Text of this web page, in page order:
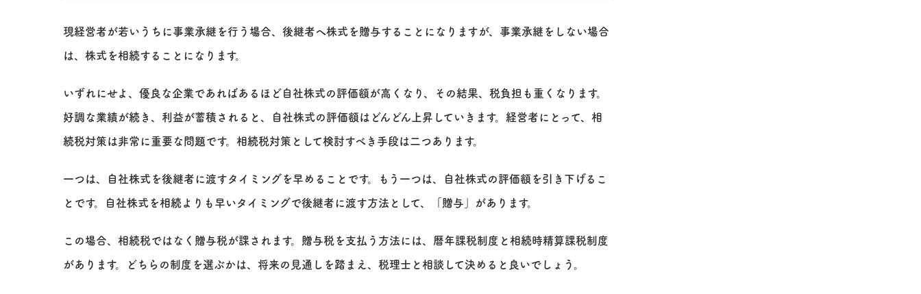
現経営者が若いうちに事業承継を行う場合、後継者へ株式を贈与することになりますが、事業承継をしない場合
は、株式を相続することになります。
いずれにせよ、優良な企業であればあるほど自社株式の評価額が高くなり、その結果、税負担も重くなります。
好調な業績が続き、利益が蓄積されると、自社株式の評価額はどんどん上昇していきます。経営者にとって、相
続税対策は非常に重要な問題です。相続税対策として検討すべき手段は二つあります。
一つは、自社株式を後継者に渡すタイミングを早めることです。もう一つは、自社株式の評価額を引き下げるこ
とです。自社株式を相続よりも早いタイミングで後継者に渡す方法として、「贈与」があります。
この場合、相続税ではなく贈与税が課されます。贈与税を支払う方法には、暦年課税制度と相続時精算課税制度
があります。どちらの制度を選ぶかは、将来の見通しを踏まえ、税理士と相談して決めると良いでしょう。